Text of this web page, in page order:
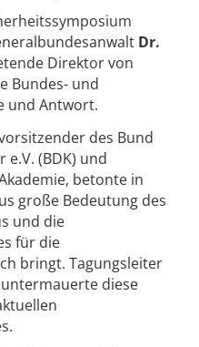
Dr.
Direktor von
Bundes- und
und Antwort.
des Bund
(BDK) und
betonte in
große Bedeutung des
und die
für die
bringt. Tagungsleiter
untermauerte diese